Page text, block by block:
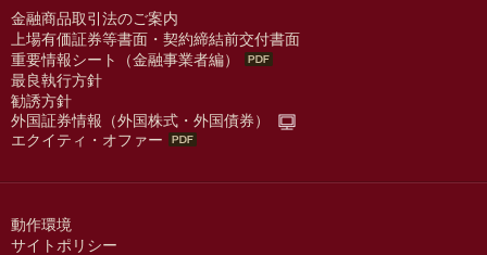
金融商品取引法のご案内
上場有価証券等書面・契約締結前交付書面
重要情報シート（金融事業者編）
最良執行方針
勧誘方針
外国証券情報（外国株式・外国債券）
エクイティ・オファー
動作環境
サイトポリシー